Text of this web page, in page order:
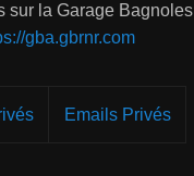
sur la Garage Bagnoles
gba.gbrnr.com
Emails Privés